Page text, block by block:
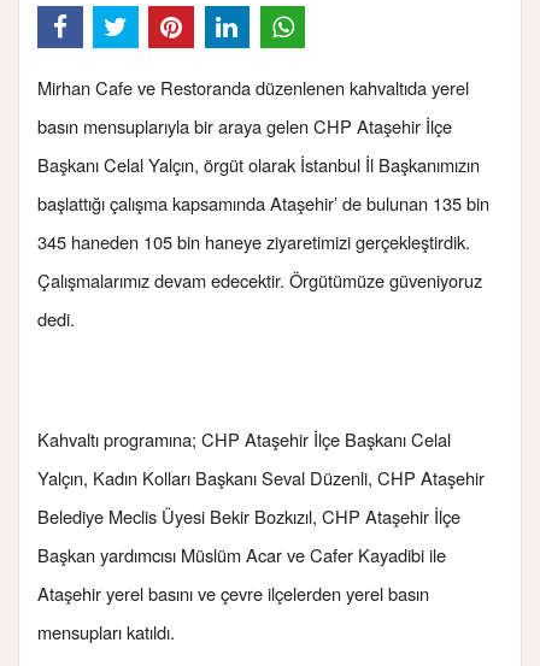
Mirhan Cafe ve Restoranda düzenlenen kahvaltıda yerel
basın mensuplarıyla bir araya gelen CHP Ataşehir İlçe
Başkanı Celal Yalçın, örgüt olarak İstanbul İl Başkanımızın
başlattığı çalışma kapsamında Ataşehir’ de bulunan 135 bin
345 haneden 105 bin haneye ziyaretimizi gerçekleştirdik.
Çalışmalarımız devam edecektir. Örgütümüze güveniyoruz
dedi.
Kahvaltı programına; CHP Ataşehir İlçe Başkanı Celal
Yalçın, Kadın Kolları Başkanı Seval Düzenli, CHP Ataşehir
Belediye Meclis Üyesi Bekir Bozkızıl, CHP Ataşehir İlçe
Başkan yardımcısı Müslüm Acar ve Cafer Kayadibi ile
Ataşehir yerel basını ve çevre ilçelerden yerel basın
mensupları katıldı.